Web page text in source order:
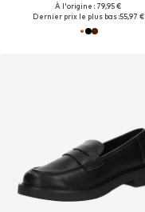
À l'origine : 79,95 €
Dernier prix le plus bas :55,97 €